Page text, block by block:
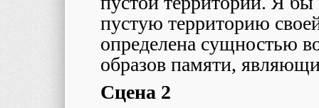
пустую территорию
определена сущностью
образов памяти,
Сцена 2